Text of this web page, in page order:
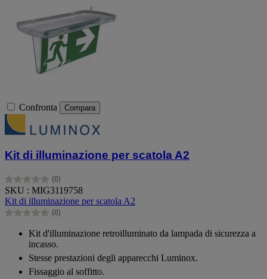
Confronta Compara
Kit di illuminazione per scatola A2
(0)
0.0
su
5
stelle.
SKU : MIG3119758
Kit di illuminazione per scatola A2
(0)
0.0
Kit d'illuminazione retroilluminato da lampada di sicurezza a
incasso.
Stesse prestazioni degli apparecchi Luminox.
Fissaggio al soffitto.